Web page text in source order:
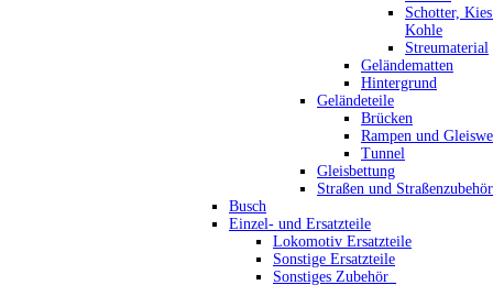
Schotter,
Kohle
Streumaterial
Geländematten
Hintergrund
Geländeteile
Brücken
Rampen und
Tunnel
Gleisbettung
Straßen und Straßenzubehör
Busch
Einzel- und Ersatzteile
Lokomotiv Ersatzteile
Sonstige Ersatzteile
Sonstiges Zubehör_